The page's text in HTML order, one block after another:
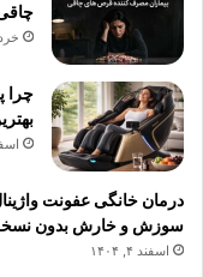
خرداد
چرا
اسفند
سوزش و خارش بدون
اسفند ۴, ۱۴۰۴